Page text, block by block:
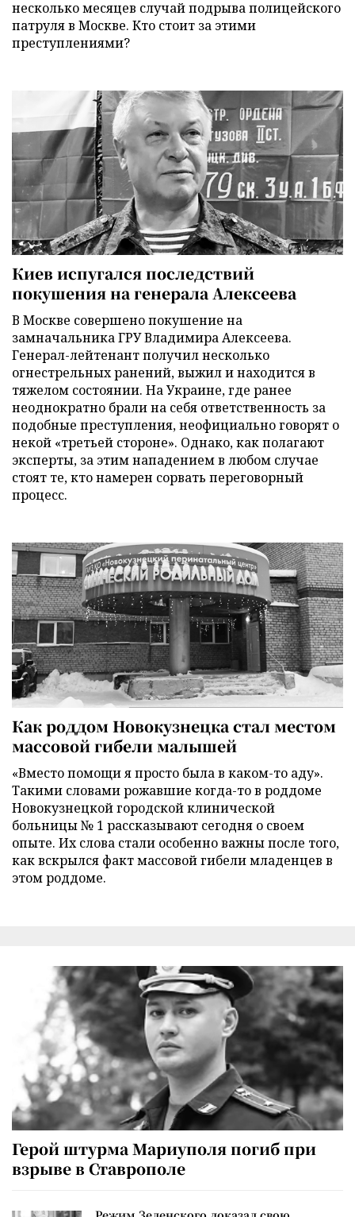
несколько месяцев случай подрыва полицейского
патруля в Москве. Кто стоит за этими
преступлениями?
Киев испугался последствий
покушения на генерала Алексеева
В Москве совершено покушение на
замначальника ГРУ Владимира Алексеева.
Генерал-лейтенант получил несколько
огнестрельных ранений, выжил и находится в
тяжелом состоянии. На Украине, где ранее
неоднократно брали на себя ответственность за
подобные преступления, неофициально говорят о
некой «третьей стороне». Однако, как полагают
эксперты, за этим нападением в любом случае
стоят те, кто намерен сорвать переговорный
процесс.
Как роддом Новокузнецка стал местом
массовой гибели малышей
«Вместо помощи я просто была в каком-то аду».
Такими словами рожавшие когда-то в роддоме
Новокузнецкой городской клинической
больницы № 1 рассказывают сегодня о своем
опыте. Их слова стали особенно важны после того,
как вскрылся факт массовой гибели младенцев в
этом роддоме.
Герой штурма Мариуполя погиб при
взрыве в Ставрополе